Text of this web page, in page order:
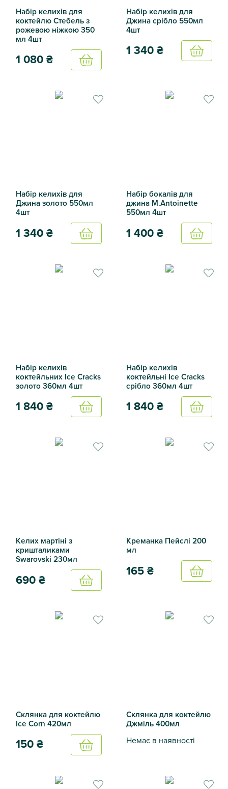
Набір келихів для
коктейлю Стебель з
рожевою ніжкою 350
мл 4шт
1 080₴
Купить
Набір келихів для
Джина срібло 550мл
4шт
1 340₴
Купить
Набір келихів для
Джина золото 550мл
4шт
1 340₴
Купить
Набір бокалів для
джина M.Antoinette
550мл 4шт
1 400₴
Купить
Набір келихів
коктейльних Ice Cracks
золото 360мл 4шт
1 840₴
Купить
Набір келихів
коктейльні Ice Cracks
срібло 360мл 4шт
1 840₴
Купить
Келих мартіні з
кришталиками
Swarovski 230мл
690₴
Купить
Креманка Пейслі 200
мл
165₴
Купить
Склянка для коктейлю
Ice Corn 420мл
150₴
Купить
Склянка для коктейлю
Джміль 400мл
Немає в наявності